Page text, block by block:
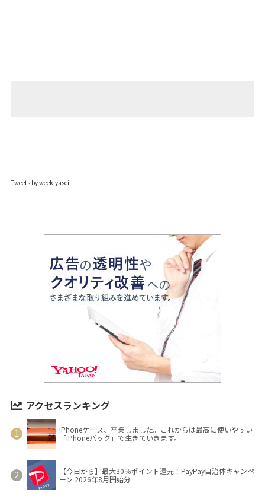
Tweets by weeklyascii
アクセスランキング
iPhoneケース、卒業しました。これからは最高に使いやすい
「iPhoneバック」で生きていきます。
【今日から】最大30％ポイント還元！PayPay自治体キャンペ
ーン 2026年8月開始分